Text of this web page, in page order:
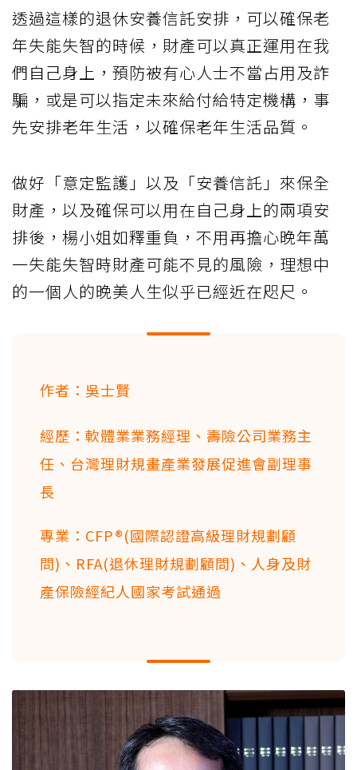
透過這樣的退休安養信託安排，可以確保老
年失能失智的時候，財產可以真正運用在我
們自己身上，預防被有心人士不當占用及詐
騙，或是可以指定未來給付給特定機構，事
先安排老年生活，以確保老年生活品質。
做好「意定監護」以及「安養信託」來保全
財產，以及確保可以用在自己身上的兩項安
排後，楊小姐如釋重負，不用再擔心晚年萬
一失能失智時財產可能不見的風險，理想中
的一個人的晚美人生似乎已經近在咫尺。
作者：吳士賢
經歷：軟體業業務經理、壽險公司業務主
任、台灣理財規畫產業發展促進會副理事
長
專業：CFP®(國際認證高級理財規劃顧
問)、RFA(退休理財規劃顧問)、人身及財
產保險經紀人國家考試通過